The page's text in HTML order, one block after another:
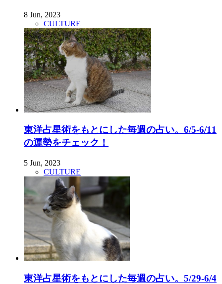
8 Jun, 2023
CULTURE
東洋占星術をもとにした毎週の占い。6/5-6/11
の運勢をチェック！
5 Jun, 2023
CULTURE
東洋占星術をもとにした毎週の占い。5/29-6/4